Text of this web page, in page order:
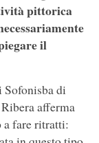
pittorica
il
Sofonisba di
afferma
a fare ritratti: